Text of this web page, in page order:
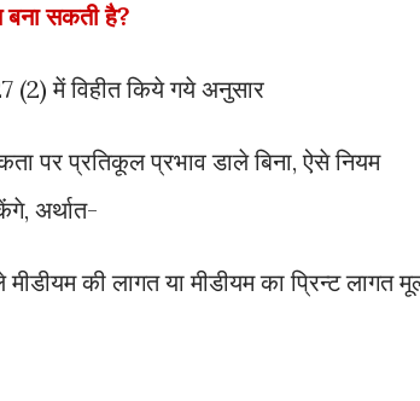
बना सकती है?
(2) में विहीत किये गये अनुसार
पर प्रतिकूल प्रभाव डाले बिना, ऐसे नियम
अर्थात-
की लागत या मीडीयम का प्रिन्ट लागत